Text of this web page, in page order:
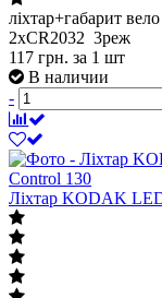
ліхтар+габарит
2хCR2032 3реж
117 грн. за 1 шт
В наличии
-
Лiхтар KODAK LED